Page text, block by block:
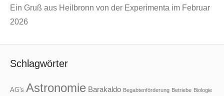
Ein Gruß aus Heilbronn von der Experimenta im Februar
2026
Schlagwörter
AG's Astronomie Barakaldo Begabtenförderung Betriebe Biologie